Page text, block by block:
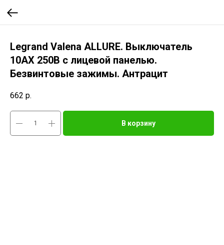
Legrand Valena ALLURE. Выключатель
10АХ 250В с лицевой панелью.
Безвинтовые зажимы. Антрацит
662 р.
В корзину